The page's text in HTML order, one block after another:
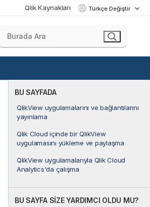
Qlik Kaynakları Türkçe Değiştir
BU SAYFADA
QlikView uygulamalarını ve bağlantılarını
yayınlama
Qlik Cloud içinde bir QlikView
uygulamasını yükleme ve paylaşma
QlikView uygulamalarıyla Qlik Cloud
Analytics'da çalışma
BU SAYFA SİZE YARDIMCI OLDU MU?